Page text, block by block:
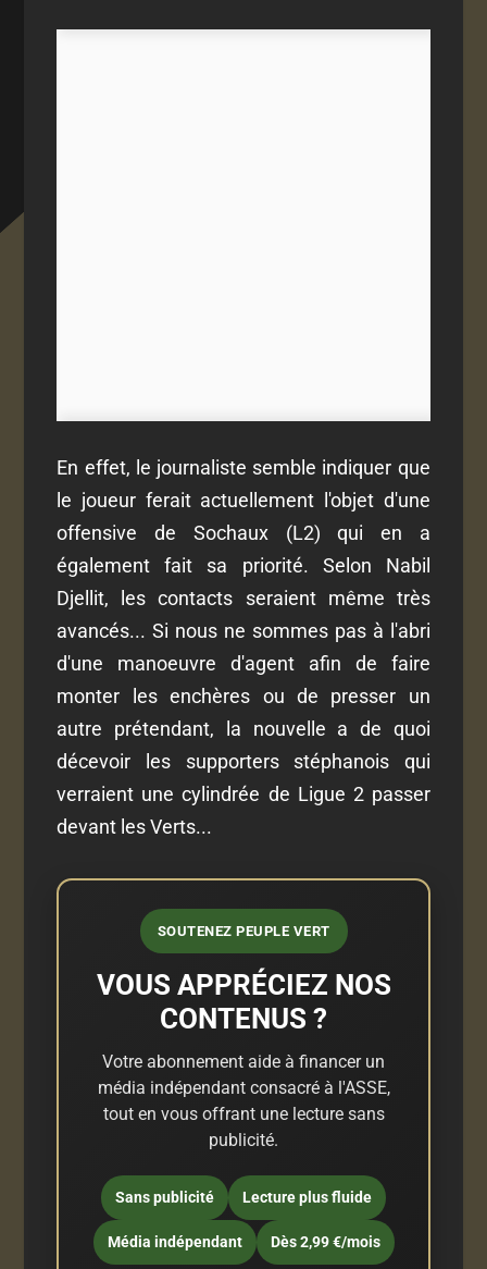
En effet, le journaliste semble indiquer que
le joueur ferait actuellement l'objet d'une
offensive de Sochaux (L2) qui en a
également fait sa priorité. Selon Nabil
Djellit, les contacts seraient même très
avancés... Si nous ne sommes pas à l'abri
d'une manoeuvre d'agent afin de faire
monter les enchères ou de presser un
autre prétendant, la nouvelle a de quoi
décevoir les supporters stéphanois qui
verraient une cylindrée de Ligue 2 passer
devant les Verts...
SOUTENEZ PEUPLE VERT
VOUS APPRÉCIEZ NOS
CONTENUS ?
Votre abonnement aide à financer un
média indépendant consacré à l'ASSE,
tout en vous offrant une lecture sans
publicité.
Sans publicité Lecture plus fluide
Média indépendant Dès 2,99 €/mois